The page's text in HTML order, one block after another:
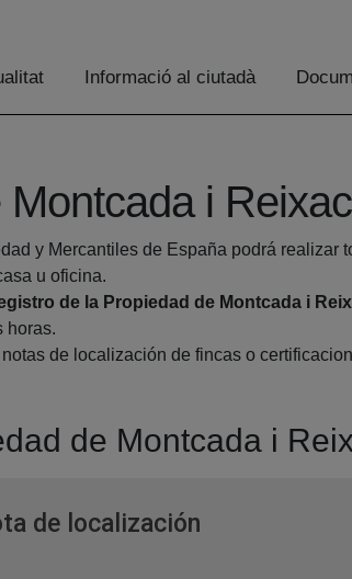
Informació al ciutadà
i Reixac
y Mercantiles de España podrá realizar
u oficina.
de la Propiedad de Montcada i
horas.
de localización de fincas o
de Montcada i
de localizaciónVentana nueva